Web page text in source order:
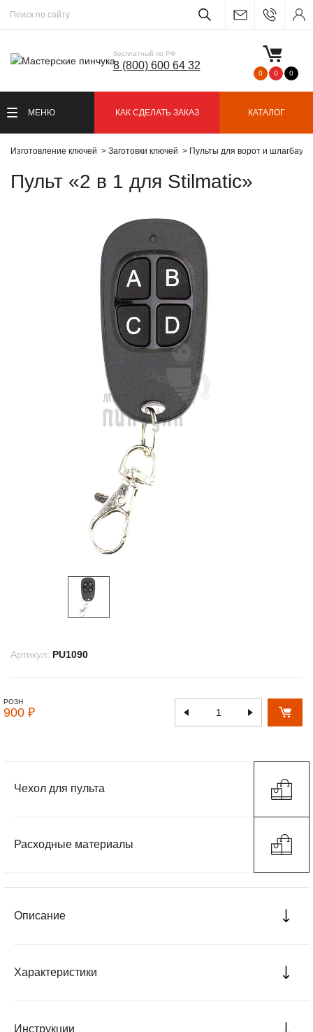
бесплатный по РФ
8 (800) 600 64 32
0 0 0
МЕНЮ КАК СДЕЛАТЬ ЗАКАЗ КАТАЛОГ
Изготовление ключей Заготовки ключей Пульты для ворот и
Пульт «2 в 1 для Stilmatic»
Артикул: PU1090
РОЗН
900 ₽
Чехол для пульта
Расходные материалы
Описание
Характеристики
Инструкции